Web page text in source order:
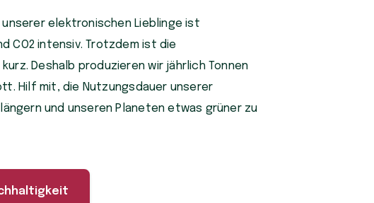
unserer elektronischen Lieblinge ist
CO2 intensiv. Trotzdem ist die
Deshalb produzieren wir jährlich Tonnen
Hilf mit, die Nutzungsdauer unserer
und unseren Planeten etwas grüner zu